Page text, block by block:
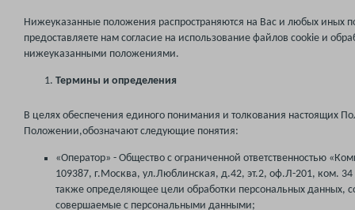
Нижеуказанные положения распространяются на Вас и любых иных
предоставляете нам согласие на использование файлов сookie и
нижеуказанными положениями.
Термины и определения
В целях обеспечения единого понимания и толкования
Положении,обозначают следующие понятия:
«Оператор» - Общество с ограниченной ответственностью
109387, г.Москва, ул.Люблинская, д.42, эт.2, оф.Л-201, ком.
также определяющее цели обработки персональных данных,
совершаемые с персональными данными;